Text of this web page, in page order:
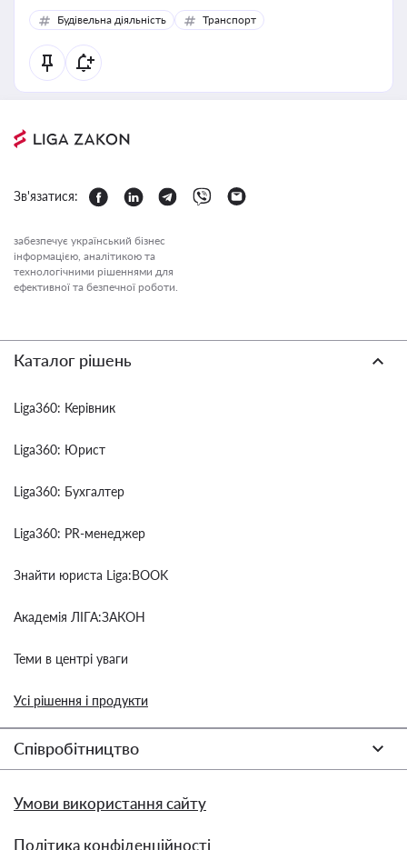
Будівельна діяльність Транспорт
Зв'язатися:
забезпечує український бізнес
інформацією, аналітикою та
технологічними рішеннями для
ефективної та безпечної роботи.
Каталог рішень
Liga360: Керівник
Liga360: Юрист
Liga360: Бухгалтер
Liga360: PR-менеджер
Знайти юриста Liga:BOOK
Академія ЛІГА:ЗАКОН
Теми в центрі уваги
Усі рішення і продукти
Співробітництво
Умови використання сайту
Політика конфіденційності